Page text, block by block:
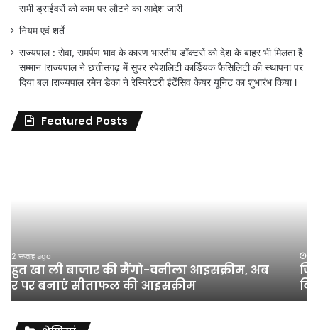
सभी ड्राईवरों को काम पर लौटने का आदेश जारी
नियम एवं शर्ते
राज्यपाल : सेवा, समर्पण भाव के कारण भारतीय डॉक्टरों को देश के बाहर भी मिलता है
सम्मान lराज्यपाल ने छत्तीसगढ़ में सुपर स्पेशलिटी कार्डियक फैसिलिटी की स्थापना पर
दिया बल lराज्यपाल रमेन डेका ने रेस्पिरेटरी इंटेंसिव केयर यूनिट का शुभारंभ किया l
Featured Posts
शिक्षा
विभाग
के
विवादों
जून 11, 2026
जिला शिक्षा अधिकारी का तबादला हुआ, लेकिन शिक्षा
विभाग के विवादों पर संघर्ष जारी रहेगा : अंकित गौरहा